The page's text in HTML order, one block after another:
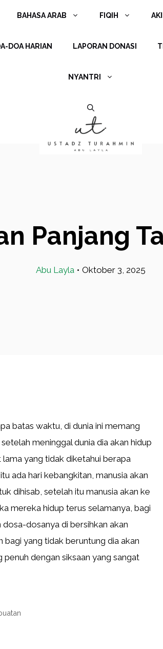
BAHASA ARAB FIQIH
DOA HARIAN LAPORAN DONASI
NYANTRI
Panjang
Abu Layla • Oktober 3, 2025
batas waktu, di dunia ini memang
meninggal dunia dia akan hidup
yang tidak diketahui berapa
ada hari kebangkitan, manusia akan
dihisab, setelah itu manusia akan ke
mereka hidup terus selamanya, bagi
dosanya di bersihkan akan
bagi yang tidak beruntung dia akan
dengan siksaan yang sangat